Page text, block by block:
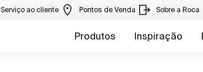
Serviço ao cliente Pontos de Venda Sobre a Roca
Produtos Inspiração